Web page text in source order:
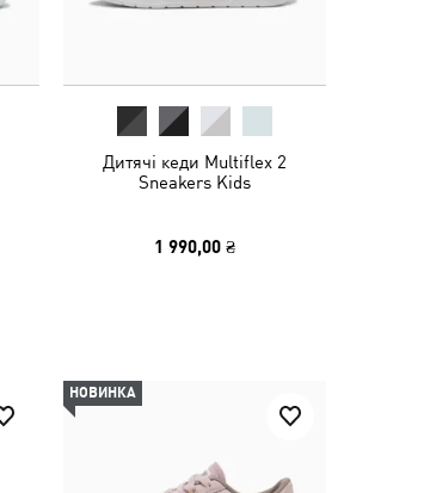
Дитячі кеди Multiflex 2
Sneakers Kids
1 990,00 ₴
НОВИНКА